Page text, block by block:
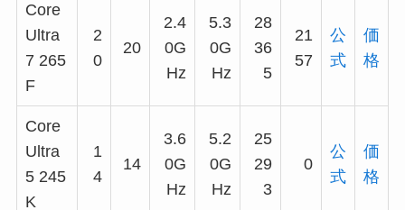
Core
Ultra
7 265
F
2
0
20
2.4
0G
Hz
5.3
0G
Hz
28
36
5
21
57
公
式
価
格
Core
Ultra
5 245
K
1
4
14
3.6
0G
Hz
5.2
0G
Hz
25
29
3
0
公
式
価
格